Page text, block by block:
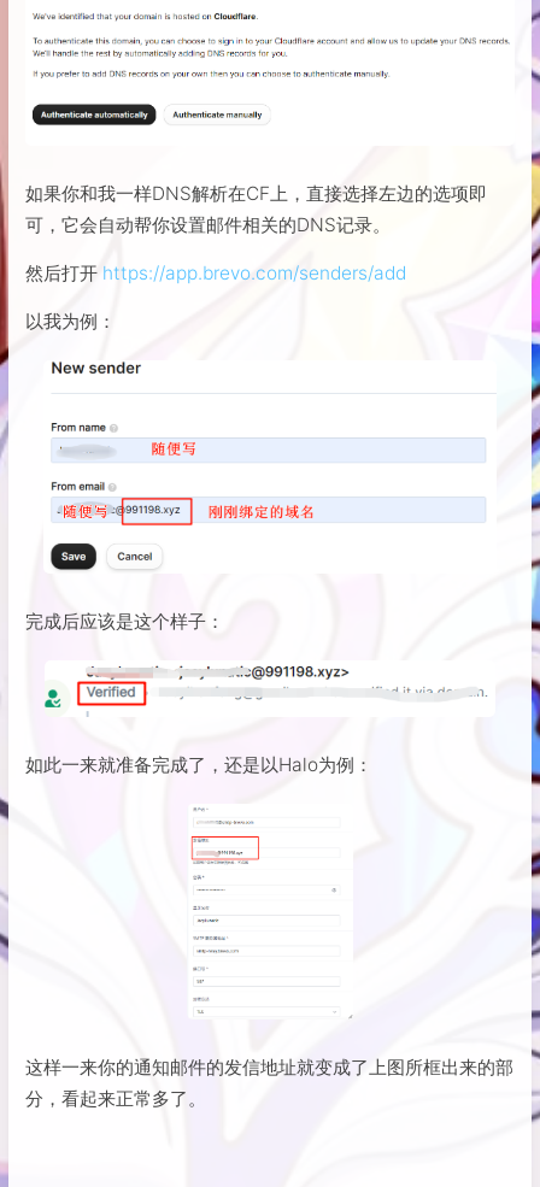
如果你和我一样DNS解析在CF上，直接选择左边的选项即
可，它会自动帮你设置邮件相关的DNS记录。
然后打开 https://app.brevo.com/senders/add
以我为例：
完成后应该是这个样子：
如此一来就准备完成了，还是以Halo为例：
这样一来你的通知邮件的发信地址就变成了上图所框出来的部
分，看起来正常多了。